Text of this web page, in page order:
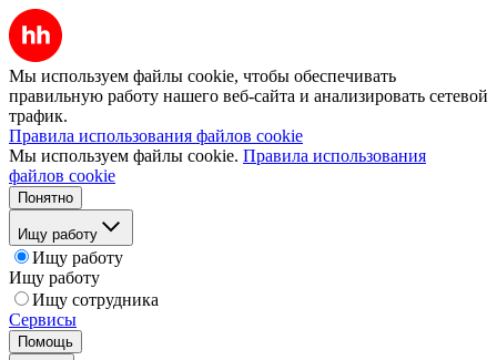
Мы используем файлы cookie, чтобы обеспечивать
правильную работу нашего веб-сайта и анализировать сетевой
трафик.
Правила использования файлов cookie
Мы используем файлы cookie. Правила использования
файлов cookie
Понятно
Ищу работу
Ищу работу
Ищу работу
Ищу сотрудника
Сервисы
Помощь